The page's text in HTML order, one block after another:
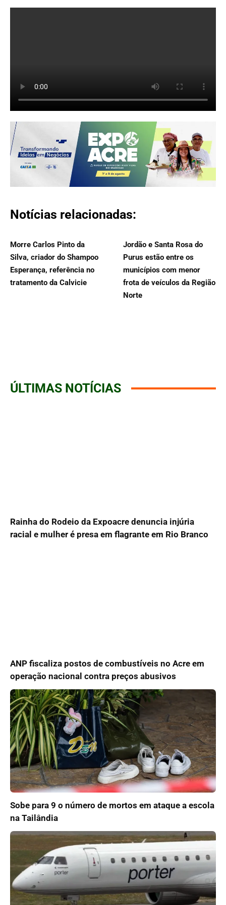
Notícias relacionadas:
Morre Carlos Pinto da
Silva, criador do Shampoo
Esperança, referência no
tratamento da Calvicie
Jordão e Santa Rosa do
Purus estão entre os
municípios com menor
frota de veículos da Região
Norte
ÚLTIMAS NOTÍCIAS
Rainha do Rodeio da Expoacre denuncia injúria
racial e mulher é presa em flagrante em Rio Branco
ANP fiscaliza postos de combustíveis no Acre em
operação nacional contra preços abusivos
Sobe para 9 o número de mortos em ataque a escola
na Tailândia